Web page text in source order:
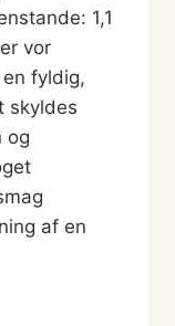
1,1
vor
fyldig,
skyldes
og
af en